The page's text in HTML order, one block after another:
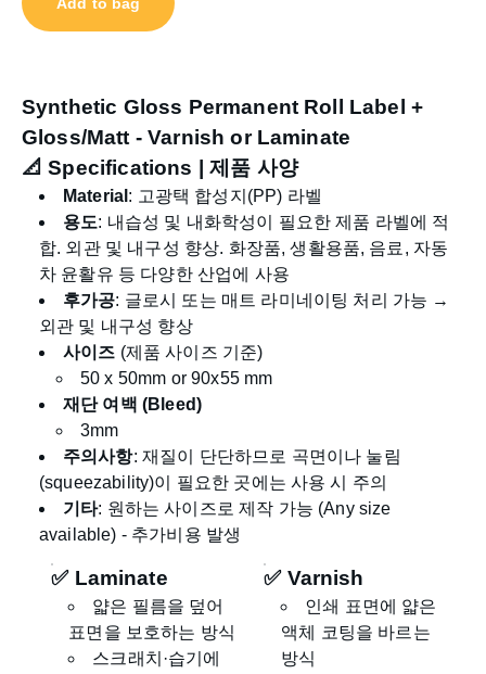
Synthetic Gloss Permanent Roll Label +
Gloss/Matt - Varnish or Laminate
📐Specifications | 제품 사양
Material : 고광택 합성지(PP) 라벨
용도: 내습성 및 내화학성이 필요한 제품 라벨에 적
합. 외관 및 내구성 향상. 화장품, 생활용품, 음료, 자동
차 윤활유 등 다양한 산업에 사용
후가공: 글로시 또는 매트 라미네이팅 처리 가능 →
외관 및 내구성 향상
사이즈 (제품 사이즈 기준)
50 x 50mm or 90x55 mm
재단 여백 (Bleed)
3mm
주의사항: 재질이 단단하므로 곡면이나 눌림
(squeezability)이 필요한 곳에는 사용 시 주의
기타: 원하는 사이즈로 제작 가능 (Any size
available) - 추가비용 발생
✅ Laminate
얇은 필름을 덮어
표면을 보호하는 방식
스크래치·습기에
✅ Varnish
인쇄 표면에 얇은
액체 코팅을 바르는
방식